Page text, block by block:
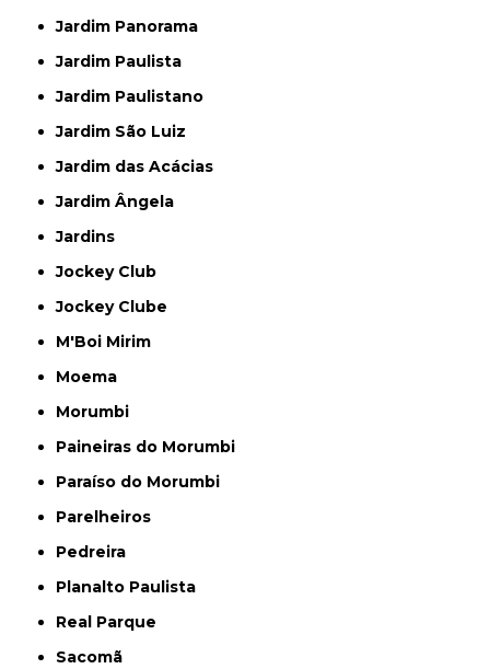
Jardim Panorama
Jardim Paulista
Jardim Paulistano
Jardim São Luiz
Jardim das Acácias
Jardim Ângela
Jardins
Jockey Club
Jockey Clube
M'Boi Mirim
Moema
Morumbi
Paineiras do Morumbi
Paraíso do Morumbi
Parelheiros
Pedreira
Planalto Paulista
Real Parque
Sacomã